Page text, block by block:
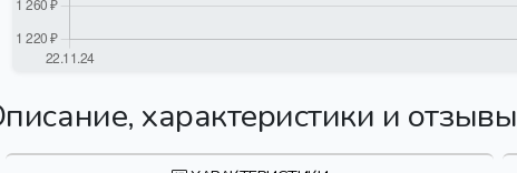
характеристики и отзывы